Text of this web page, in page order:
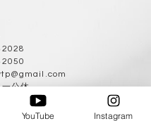
公休
安區敦化南路二段63巷53弄9號
63, Sec. 2, Dunhua S. Rd.,
YouTube Instagram